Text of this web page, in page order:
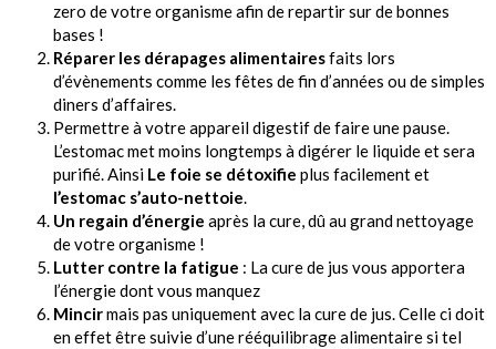
zero de votre organisme afin de repartir sur de bonnes
bases !
Réparer les dérapages alimentairesfaits lors
d’évènements comme les fêtes de fin d’années ou de simples
diners d’affaires.
Permettre à votre appareil digestif de faire une pause.
L’estomac met moins longtemps à digérer le liquide et sera
purifié. Ainsi Le foie se détoxifie plus facilement et
l’estomac s’auto-nettoie.
Un regain d’énergie après la cure, dû au grand nettoyage
de votre organisme !
Lutter contre la fatigue : La cure de jus vous apportera
l’énergie dont vous manquez
Mincirmais pas uniquement avec la cure de jus. Celle ci doit
en effet être suivie d’une rééquilibrage alimentaire si tel